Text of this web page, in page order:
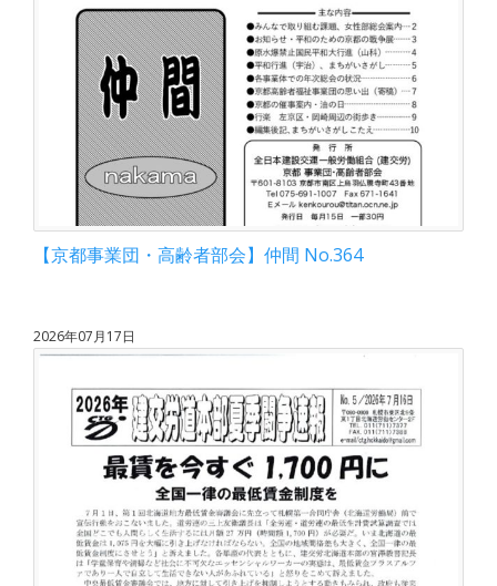
【京都事業団・高齢者部会】仲間 No.364
2026年07月17日